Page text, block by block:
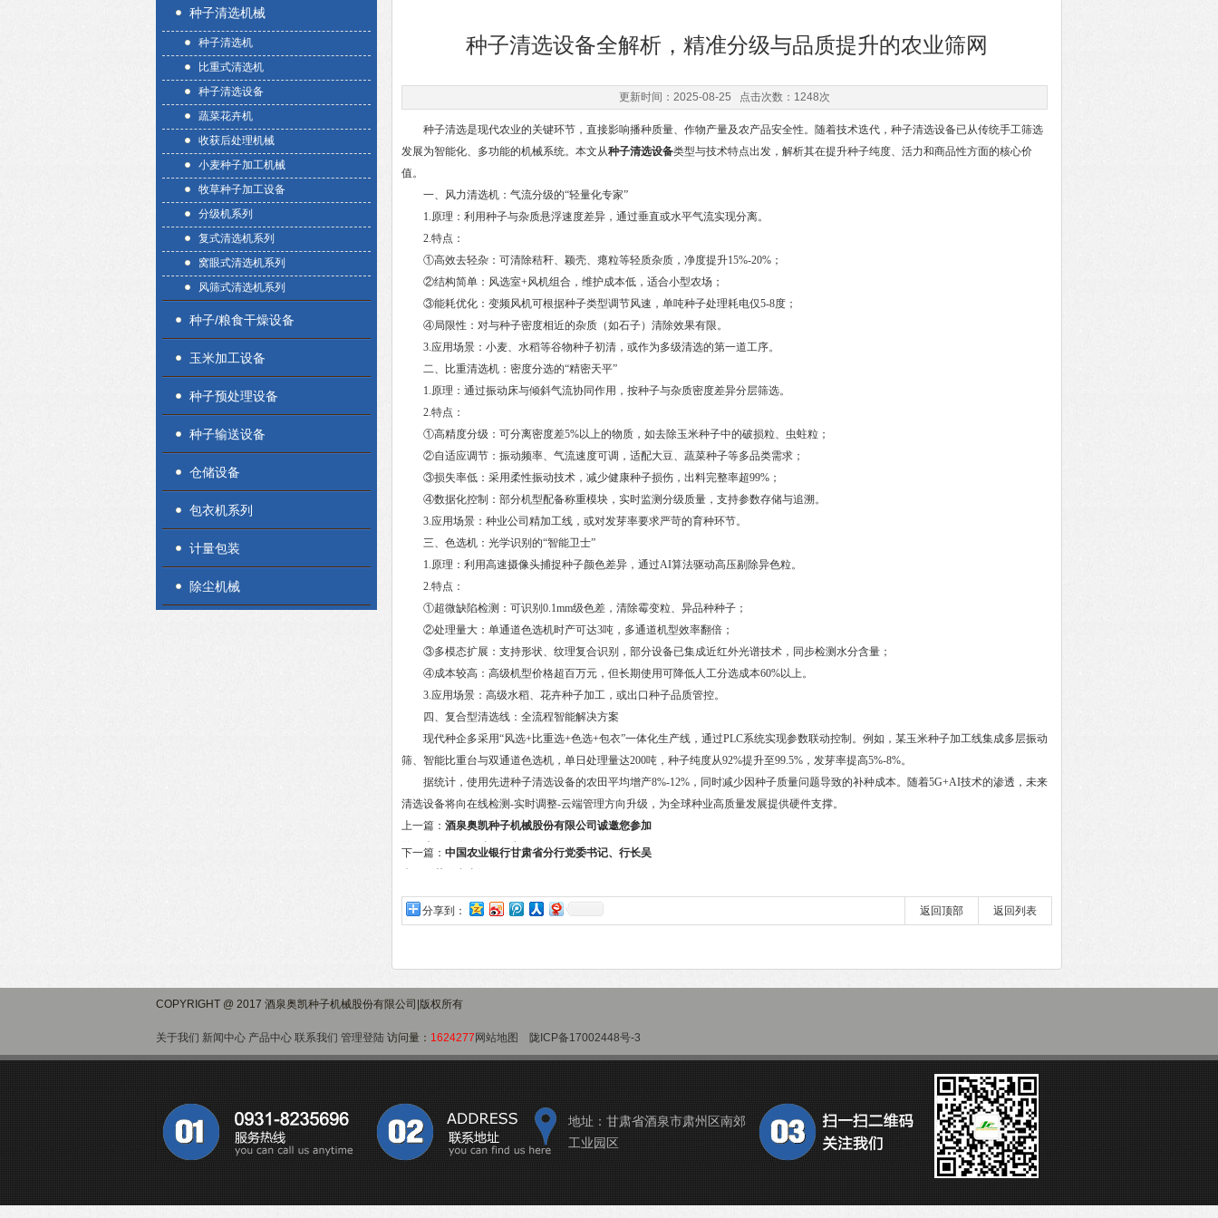
种子清选机械
种子清选机
比重式清选机
种子清选设备
蔬菜花卉机
收获后处理机械
小麦种子加工机械
牧草种子加工设备
分级机系列
复式清选机系列
窝眼式清选机系列
风筛式清选机系列
种子/粮食干燥设备
玉米加工设备
种子预处理设备
种子输送设备
仓储设备
包衣机系列
计量包装
除尘机械
种子清选设备全解析，精准分级与品质提升的农业筛网
更新时间：2025-08-25 点击次数：1248次
种子清选是现代农业的关键环节，直接影响播种质量、作物产量及农产品安全性。随着技术迭代，种子清选设备已从传统手工筛选
发展为智能化、多功能的机械系统。本文从种子清选设备类型与技术特点出发，解析其在提升种子纯度、活力和商品性方面的核心价
值。
一、风力清选机：气流分级的“轻量化专家”
1.原理：利用种子与杂质悬浮速度差异，通过垂直或水平气流实现分离。
2.特点：
①高效去轻杂：可清除秸秆、颖壳、瘪粒等轻质杂质，净度提升15%-20%；
②结构简单：风选室+风机组合，维护成本低，适合小型农场；
③能耗优化：变频风机可根据种子类型调节风速，单吨种子处理耗电仅5-8度；
④局限性：对与种子密度相近的杂质（如石子）清除效果有限。
3.应用场景：小麦、水稻等谷物种子初清，或作为多级清选的第一道工序。
二、比重清选机：密度分选的“精密天平”
1.原理：通过振动床与倾斜气流协同作用，按种子与杂质密度差异分层筛选。
2.特点：
①高精度分级：可分离密度差5%以上的物质，如去除玉米种子中的破损粒、虫蛀粒；
②自适应调节：振动频率、气流速度可调，适配大豆、蔬菜种子等多品类需求；
③损失率低：采用柔性振动技术，减少健康种子损伤，出料完整率超99%；
④数据化控制：部分机型配备称重模块，实时监测分级质量，支持参数存储与追溯。
3.应用场景：种业公司精加工线，或对发芽率要求严苛的育种环节。
三、色选机：光学识别的“智能卫士”
1.原理：利用高速摄像头捕捉种子颜色差异，通过AI算法驱动高压剔除异色粒。
2.特点：
①超微缺陷检测：可识别0.1mm级色差，清除霉变粒、异品种种子；
②处理量大：单通道色选机时产可达3吨，多通道机型效率翻倍；
③多模态扩展：支持形状、纹理复合识别，部分设备已集成近红外光谱技术，同步检测水分含量；
④成本较高：高级机型价格超百万元，但长期使用可降低人工分选成本60%以上。
3.应用场景：高级水稻、花卉种子加工，或出口种子品质管控。
四、复合型清选线：全流程智能解决方案
现代种企多采用“风选+比重选+色选+包衣”一体化生产线，通过PLC系统实现参数联动控制。例如，某玉米种子加工线集成多层振动
筛、智能比重台与双通道色选机，单日处理量达200吨，种子纯度从92%提升至99.5%，发芽率提高5%-8%。
据统计，使用先进种子清选设备的农田平均增产8%-12%，同时减少因种子质量问题导致的补种成本。随着5G+AI技术的渗透，未来
清选设备将向在线检测-实时调整-云端管理方向升级，为全球种业高质量发展提供硬件支撑。
上一篇： 酒泉奥凯种子机械股份有限公司诚邀您参加
第二十二届全国种子双交会！
下一篇： 中国农业银行甘肃省分行党委书记、行长吴
分享到： 返回列表
返回顶部
COPYRIGHT @ 2017 酒泉奥凯种子机械股份有限公司|版权所有
关于我们 新闻中心 产品中心 联系我们 管理登陆 访问量： 1624277 网站地图 陇ICP备17002448号-3
地址：甘肃省酒泉市肃州区南郊
工业园区